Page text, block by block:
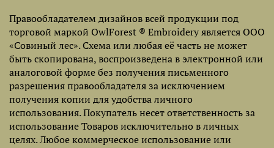
Правообладателем дизайнов всей продукции под
торговой маркой OwlForest ® Embroidery является ООО
«Совиный лес». Схема или любая её часть не может
быть скопирована, воспроизведена в электронной или
аналоговой форме без получения письменного
разрешения правообладателя за исключением
получения копии для удобства личного
использования. Покупатель несет ответственность за
использование Товаров исключительно в личных
целях. Любое коммерческое использование или